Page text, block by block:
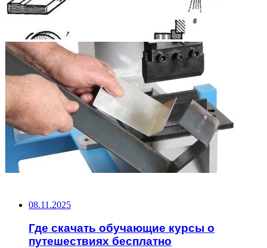
08.11.2025
Где скачать обучающие курсы о
путешествиях бесплатно